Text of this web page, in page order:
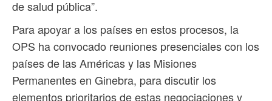
de salud pública”.
Para apoyar a los países en estos procesos, la
OPS ha convocado reuniones presenciales con los
países de las Américas y las Misiones
Permanentes en Ginebra, para discutir los
elementos prioritarios de estas negociaciones y